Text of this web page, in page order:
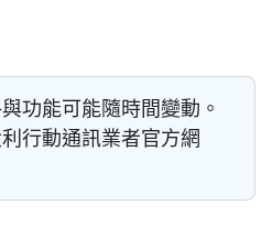
功能可能隨時間變動。
行動通訊業者官方網